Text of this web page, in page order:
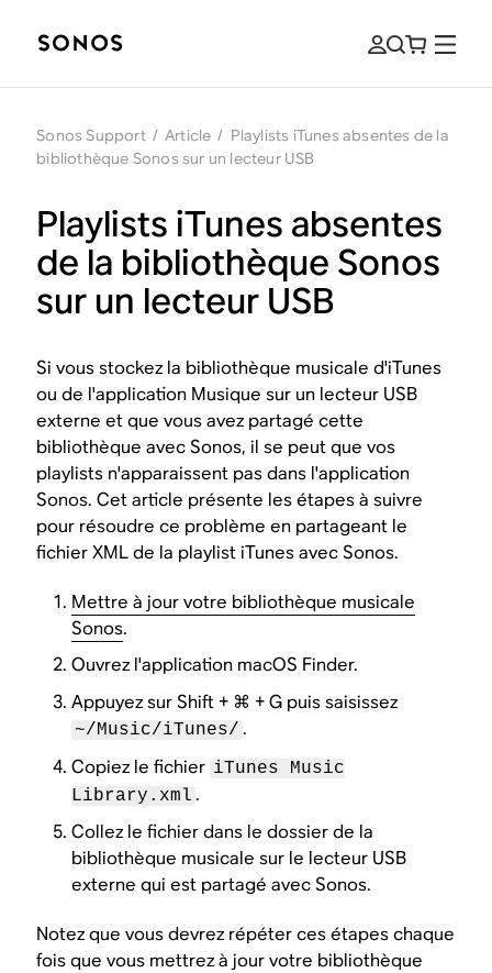
Sonos Support / Article / Playlists iTunes absentes de la
bibliothèque Sonos sur un lecteur USB
Playlists iTunes absentes
de la bibliothèque Sonos
sur un lecteur USB
Si vous stockez la bibliothèque musicale d'iTunes
ou de l'application Musique sur un lecteur USB
externe et que vous avez partagé cette
bibliothèque avec Sonos, il se peut que vos
playlists n'apparaissent pas dans l'application
Sonos. Cet article présente les étapes à suivre
pour résoudre ce problème en partageant le
fichier XML de la playlist iTunes avec Sonos.
Mettre à jour votre bibliothèque musicale
Sonos.
Ouvrez l'application macOS Finder.
Appuyez sur Shift + ⌘ + G puis saisissez
~/Music/iTunes/ .
Copiez le fichier iTunes Music
Library.xml .
Collez le fichier dans le dossier de la
bibliothèque musicale sur le lecteur USB
externe qui est partagé avec Sonos.
Notez que vous devrez répéter ces étapes chaque
fois que vous mettrez à jour votre bibliothèque